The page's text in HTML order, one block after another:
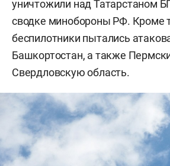
уничтожили над Татарстаном
сводке минобороны РФ. Кроме
беспилотники пытались
Башкортостан, а также
Свердловскую область.